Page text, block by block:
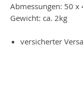
Abmessungen: 50 x
Gewicht: ca. 2kg
versicherter